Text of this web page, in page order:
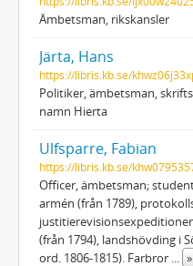
Ämbetsman, rikskansler
Järta, Hans
https://libris.kb.se/
Politiker, ämbetsman,
namn Hierta
Ulfsparre, Fabian
https://libris.kb.se/
Officer, ämbetsman;
armén (från 1789),
(från 1794), landshövding i
ord. 1806-1815). Farbror ... »